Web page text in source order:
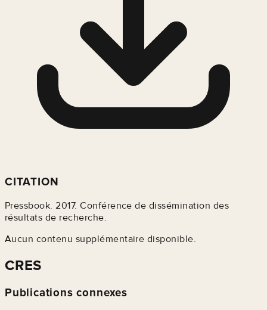
CITATION
Pressbook. 2017. Conférence de dissémination des
résultats de recherche.
Aucun contenu supplémentaire disponible.
CRES
Publications connexes